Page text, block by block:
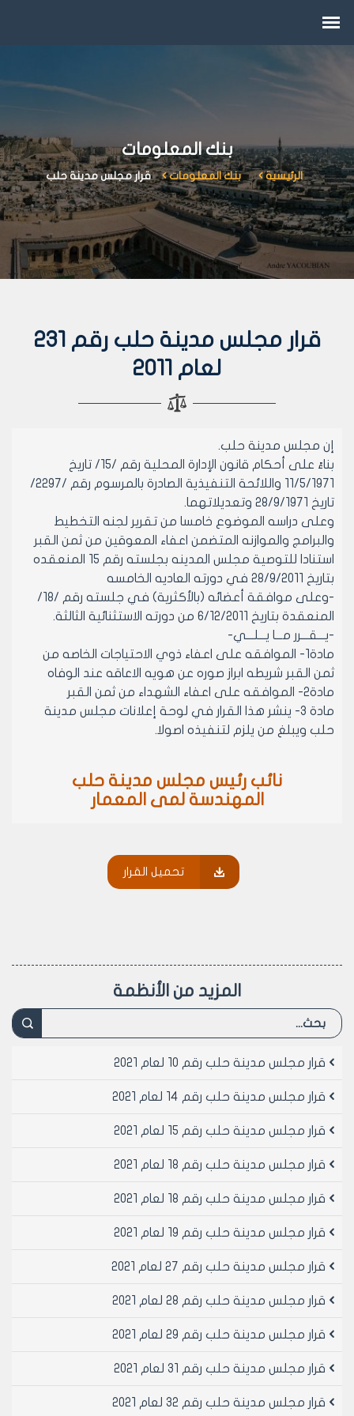
بنك المعلومات
الرئيسية بنك المعلومات قرار مجلس مدينة حلب
قرار مجلس مدينة حلب رقم 231
لعام 2011
إن مجلس مدينة حلب.
بناءً على أحكام قانون الإدارة المحلية رقم /15/ تاريخ
11/5/1971 واللائحة التنفيذية الصادرة بالمرسوم رقم /2297/
تاريخ 28/9/1971 وتعديلاتهما.
وعلى دراسه الموضوع خامسا من تقرير لجنه التخطيط
والبرامج والموازنه المتضمن اعفاء المعوقين من ثمن القبر
استنادا للتوصية مجلس المدينه بجلسته رقم 15 المنعقده
بتاريخ 28/9/2011 في دورته العاديه الخامسه
-وعلى موافقة أعضائه (بالأكثرية) في جلسته رقم /18/
المنعقدة بتاريخ 6/12/2011 من دورته الاستثنائية الثالثة.
-يـــقـــرر مـــا يـــلـــي-
مادة1- الموافقه على اعفاء ذوي الاحتياجات الخاصه من
ثمن القبر شريطه ابراز صوره عن هويه الاعاقه عند الوفاه
مادة2- الموافقه على اعفاء الشهداء من ثمن القبر
مادة 3- ينشر هذا القرار في لوحة إعلانات مجلس مدينة
حلب ويبلغ من يلزم لتنفيذه اصولا.
نائب رئيس مجلس مدينة حلب
المهندسة لمى المعمار
تحميل القرار
المزيد من الأنظمة
قرار مجلس مدينة حلب رقم 10 لعام 2021
قرار مجلس مدينة حلب رقم 14 لعام 2021
قرار مجلس مدينة حلب رقم 15 لعام 2021
قرار مجلس مدينة حلب رقم 18 لعام 2021
قرار مجلس مدينة حلب رقم 18 لعام 2021
قرار مجلس مدينة حلب رقم 19 لعام 2021
قرار مجلس مدينة حلب رقم 27 لعام 2021
قرار مجلس مدينة حلب رقم 28 لعام 2021
قرار مجلس مدينة حلب رقم 29 لعام 2021
قرار مجلس مدينة حلب رقم 31 لعام 2021
قرار مجلس مدينة حلب رقم 32 لعام 2021